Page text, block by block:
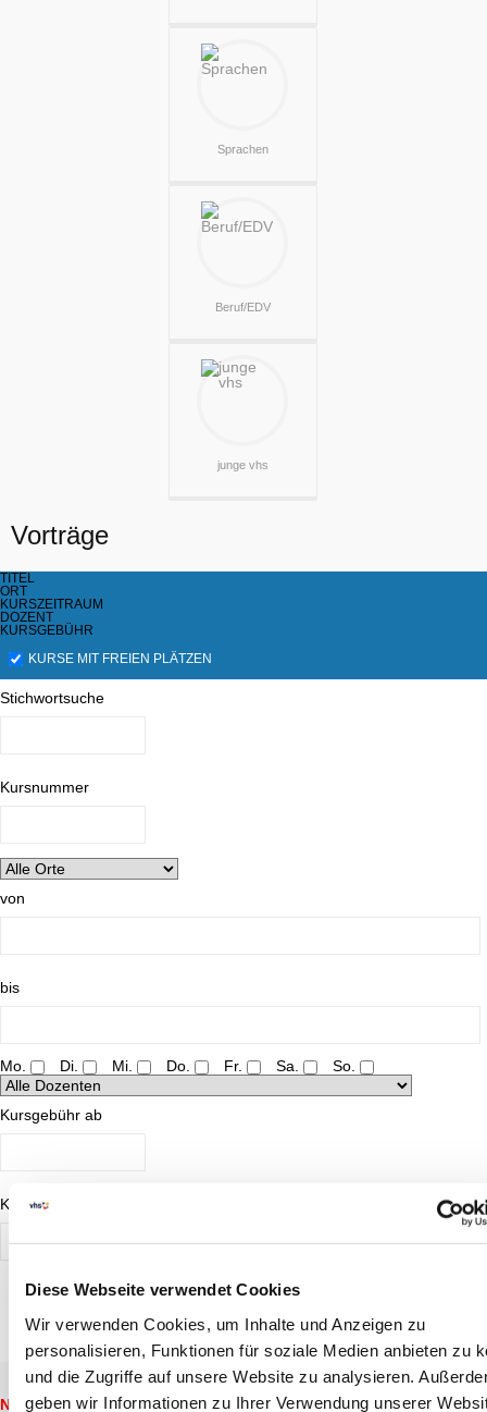
Diese Webseite verwendet Cookies
Wir verwenden Cookies, um Inhalte und Anzeigen zu
personalisieren, Funktionen für soziale Medien anbieten zu
und die Zugriffe auf unsere Website zu analysieren.
geben wir Informationen zu Ihrer Verwendung unserer
Sprachen
Beruf/EDV
junge vhs
Vorträge
TITEL
ORT
KURSZEITRAUM
DOZENT
KURSGEBÜHR
KURSE MIT FREIEN PLÄTZEN
Stichwortsuche
Kursnummer
von
bis
Mo. Di. Mi. Do. Fr. Sa. So.
Kursgebühr ab
Kursgebühr bis
FINDEN
Titel Tag Beginn Uhrzeit
NEUZieht Euch warm an - es
Do 03.12.202619:30 Kornwestheim